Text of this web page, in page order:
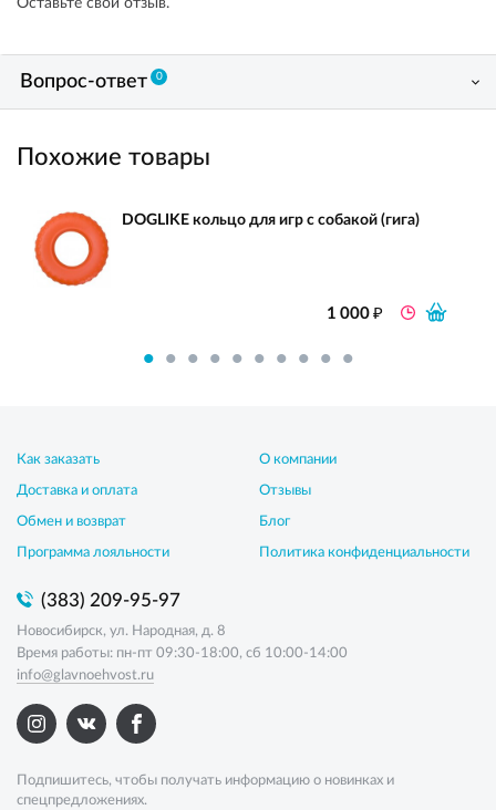
Оставьте свой отзыв.
Вопрос-ответ 0
Похожие товары
DOGLIKE кольцо для игр с собакой (гига)
1 000₽
Как заказать
Доставка и оплата
Обмен и возврат
Программа лояльности
О компании
Отзывы
Блог
Политика конфиденциальности
(383) 209-95-97
Новосибирск, ул. Народная, д. 8
Время работы: пн-пт 09:30-18:00, сб 10:00-14:00
info@glavnoehvost.ru
Подпишитесь, чтобы получать информацию о новинках и
спецпредложениях.